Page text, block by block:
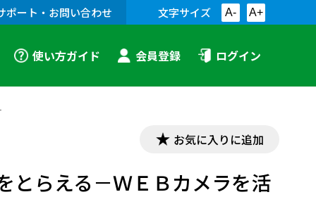
ポート・お問い合わせ 文字サイズ A- A+
使い方ガイド 会員登録 ログイン
お気に入りに追加
とらえる－ＷＥＢカメラを活